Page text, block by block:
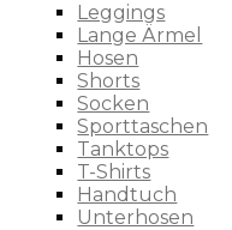
Leggings
Lange Ärmel
Hosen
Shorts
Socken
Sporttaschen
Tanktops
T-Shirts
Handtuch
Unterhosen